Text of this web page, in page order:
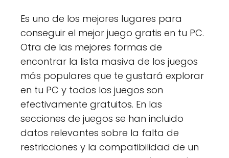
Es uno de los mejores lugares para
conseguir el mejor juego gratis en tu PC.
Otra de las mejores formas de
encontrar la lista masiva de los juegos
más populares que te gustará explorar
en tu PC y todos los juegos son
efectivamente gratuitos. En las
secciones de juegos se han incluido
datos relevantes sobre la falta de
restricciones y la compatibilidad de un